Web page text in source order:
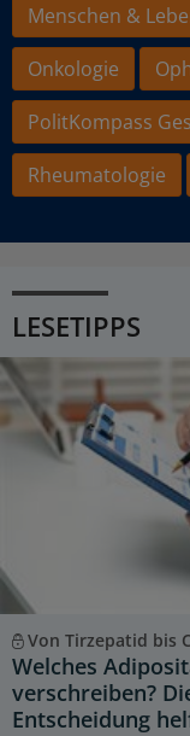
Menschen &
Onkologie
PolitKompass
Rheumatologie
LESETIPPS
Von Tirzepatid bis
Welches
verschreiben?
Entscheidung